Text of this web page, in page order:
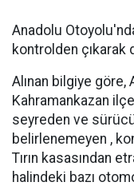
Anadolu
kontrolden çıkarak
Alınan bilgiye göre,
Kahramankazan
seyreden ve
belirlenemeyen ,
Tırın kasasından
halindeki bazı